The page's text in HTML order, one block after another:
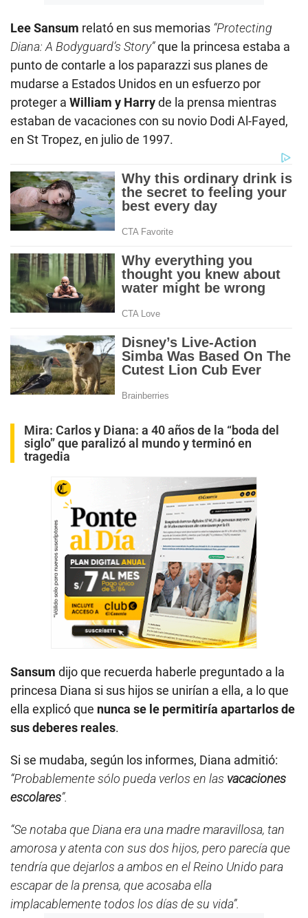
Lee Sansum relató en sus memorias “Protecting
Diana: A Bodyguard’s Story”que la princesa estaba a
punto de contarle a los paparazzi sus planes de
mudarse a Estados Unidos en un esfuerzo por
proteger a William y Harryde la prensa mientras
estaban de vacaciones con su novio Dodi Al-Fayed,
en St Tropez, en julio de 1997.
Mira: Carlos y Diana: a 40 años de la “boda del
siglo” que paralizó al mundo y terminó en
tragedia
Sansum dijo que recuerda haberle preguntado a la
princesa Diana si sus hijos se unirían a ella, a lo que
ella explicó que nunca se le permitiría apartarlos de
sus deberes reales.
Si se mudaba, según los informes, Diana admitió:
“Probablemente sólo pueda verlos en las vacaciones
escolares”.
“Se notaba que Diana era una madre maravillosa, tan
amorosa y atenta con sus dos hijos, pero parecía que
tendría que dejarlos a ambos en el Reino Unido para
escapar de la prensa, que acosaba ella
implacablemente todos los días de su vida”.